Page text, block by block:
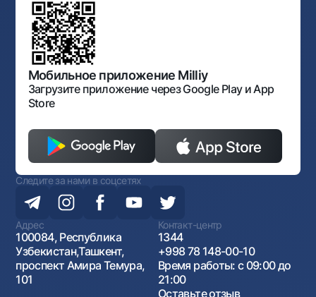
Фирменный стиль
Карта сайта
Согласие на обработку персональных данных
Галерея изобразительного искусства Узбекистана
документов
Нормативно-правовые документы
Порядок и режим работы НБУ
Открытые данные
Антимонопольный комплаенс
Мобильное приложение Milliy
Загрузите приложение через Google Play и App
Store
Следите за нами в соцсетях
Адрес
100084, Республика
Узбекистан,Ташкент,
проспект Амира Темура,
101
Контакт-центр
1344
+998 78 148-00-10
Время работы: с 09:00 до
21:00
Оставьте отзыв